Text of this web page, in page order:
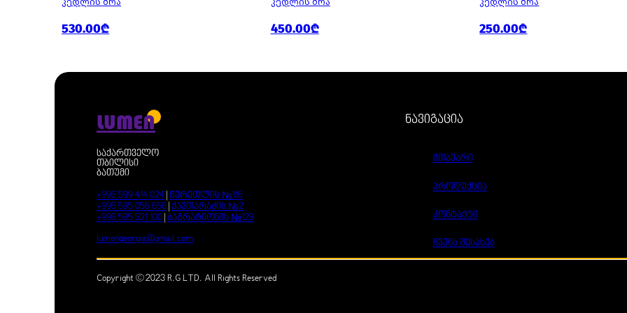
530.00₾ 450.00₾ 250.00₾
LUMEN
საქართველო
თბილისი
ბათუმი
+995 599 414 024 წერეთლის №116
+995 595 056 656 ქავთარაძის №2
+995 595 521 100 ბაგრატიონის №129
lumengeorgia@gmail.com
ნავიგაცია
მთავარი
პროდუქცია
კონტაქტი
ჩვენს შესახებ
Copyright © 2023 R.G LTD. All Rights Reserved